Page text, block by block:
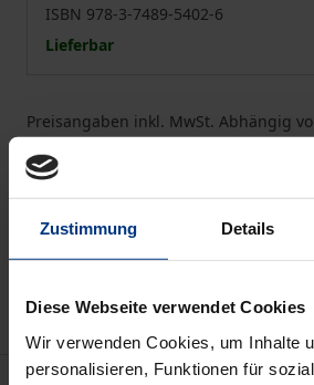
Zustimmung Details
Diese Webseite verwendet Cookies
Wir verwenden Cookies, um Inhalte
personalisieren, Funktionen für
ISBN 978-3-7489-5402-6
Lieferbar
Preisangaben inkl. MwSt. Abhängig
kann die MwSt. an der Kasse
In den
Zur Wunschliste hinzufügen